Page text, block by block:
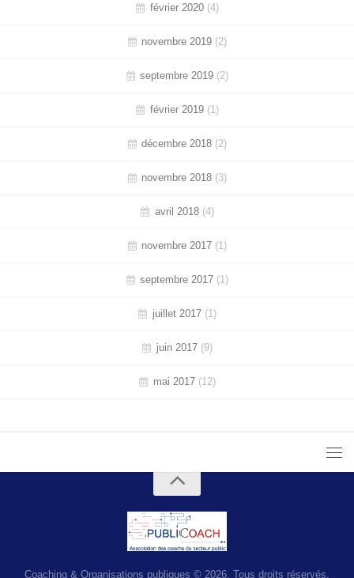
février 2020(4)
novembre 2019 (2)
septembre 2019 (2)
février 2019(1)
décembre 2018 (2)
novembre 2018 (3)
avril 2018(4)
novembre 2017 (1)
septembre 2017 (1)
juillet 2017(1)
juin 2017(9)
mai 2017(12)
Coaching & Organisations publiques © 2026. Tous droits réservés.